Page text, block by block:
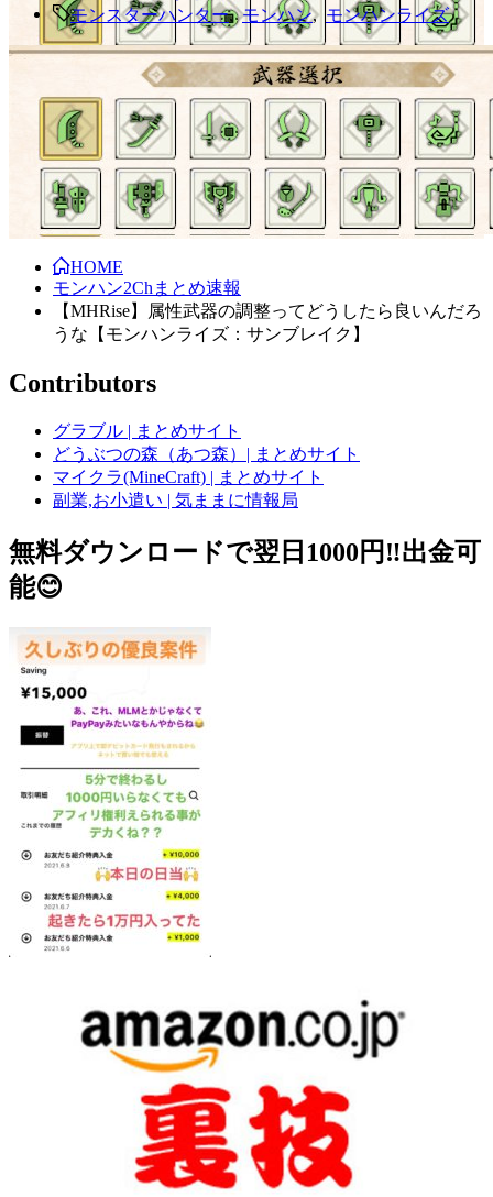
モンスターハンター,モンハン, モンハンライズ
HOME
モンハン2Chまとめ速報
【MHRise】属性武器の調整ってどうしたら良いんだろ
うな【モンハンライズ：サンブレイク】
Contributors
グラブル | まとめサイト
どうぶつの森（あつ森）| まとめサイト
マイクラ(MineCraft) | まとめサイト
副業,お小遣い | 気ままに情報局
無料ダウンロードで翌日1000円‼️出金可
能😊